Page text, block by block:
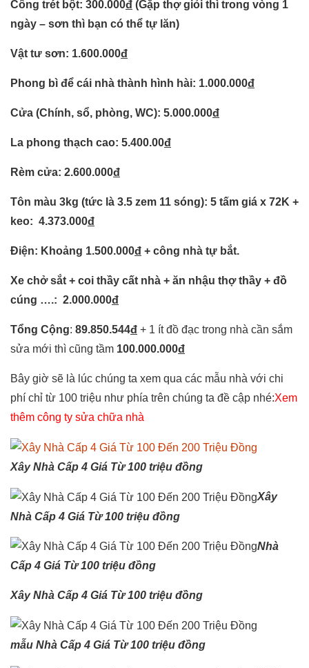
Công trét bột: 300.000đ (Gặp thợ giỏi thì trong vòng 1
ngày – sơn thì bạn có thể tự lăn)
Vật tư sơn: 1.600.000đ
Phong bì để cái nhà thành hình hài: 1.000.000đ
Cửa (Chính, sổ, phòng, WC): 5.000.000đ
La phong thạch cao: 5.400.00đ
Rèm cửa: 2.600.000đ
Tôn màu 3kg (tức là 3.5 zem 11 sóng): 5 tấm giá x 72K +
keo: 4.373.000đ
Điện: Khoảng 1.500.000đ + công nhà tự bắt.
Xe chở sắt + coi thầy cất nhà + ăn nhậu thợ thầy + đồ
cúng ….: 2.000.000đ
Tổng Cộng: 89.850.544đ + 1 ít đồ đạc trong nhà cần sắm
sửa mới thì cũng tầm 100.000.000đ
Bây giờ sẽ là lúc chúng ta xem qua các mẫu nhà với chi
phí chỉ từ 100 triệu như phía trên chúng ta đề cập nhé:Xem
thêm công ty sửa chữa nhà
Xây Nhà Cấp 4 Giá Từ 100 triệu đồng
Xây
Nhà Cấp 4 Giá Từ 100 triệu đồng
Nhà
Cấp 4 Giá Từ 100 triệu đồng
Xây Nhà Cấp 4 Giá Từ 100 triệu đồng
mẫu Nhà Cấp 4 Giá Từ 100 triệu đồng